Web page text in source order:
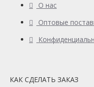
О нас
Оптовые
КАК СДЕЛАТЬ ЗАКАЗ